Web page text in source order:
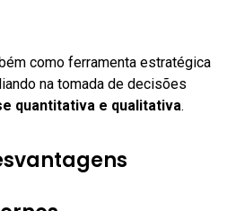
como ferramenta estratégica
na tomada de decisões
quantitativa e qualitativa.